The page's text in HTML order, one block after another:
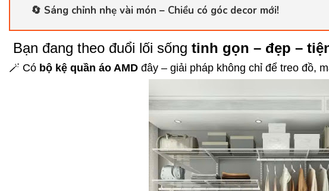
🔄 Sáng chỉnh nhẹ vài món – Chiều có góc decor mới!
Bạn đang theo đuổi lối sống tinh gọn – đẹp –
🪄 Có bộ kệ quần áo AMD đây – giải pháp không chỉ để treo đồ,